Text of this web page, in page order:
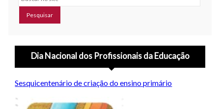
Dia Nacional dos Profissionais da Educação
Sesquicentenário de criação do ensino primário